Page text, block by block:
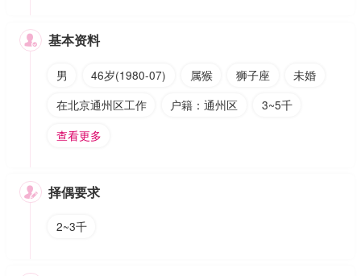
 基本资料
男 46岁(1980-07) 属猴 狮子座
未婚
在北京通州区工作
户籍：通州区
3~5千
查看更多
 择偶要求
2~3千